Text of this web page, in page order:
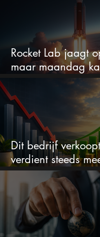
Rocket Lab jaagt
maar maandag
droom
Dit bedrijf
verdient steeds
kan dit sprookje